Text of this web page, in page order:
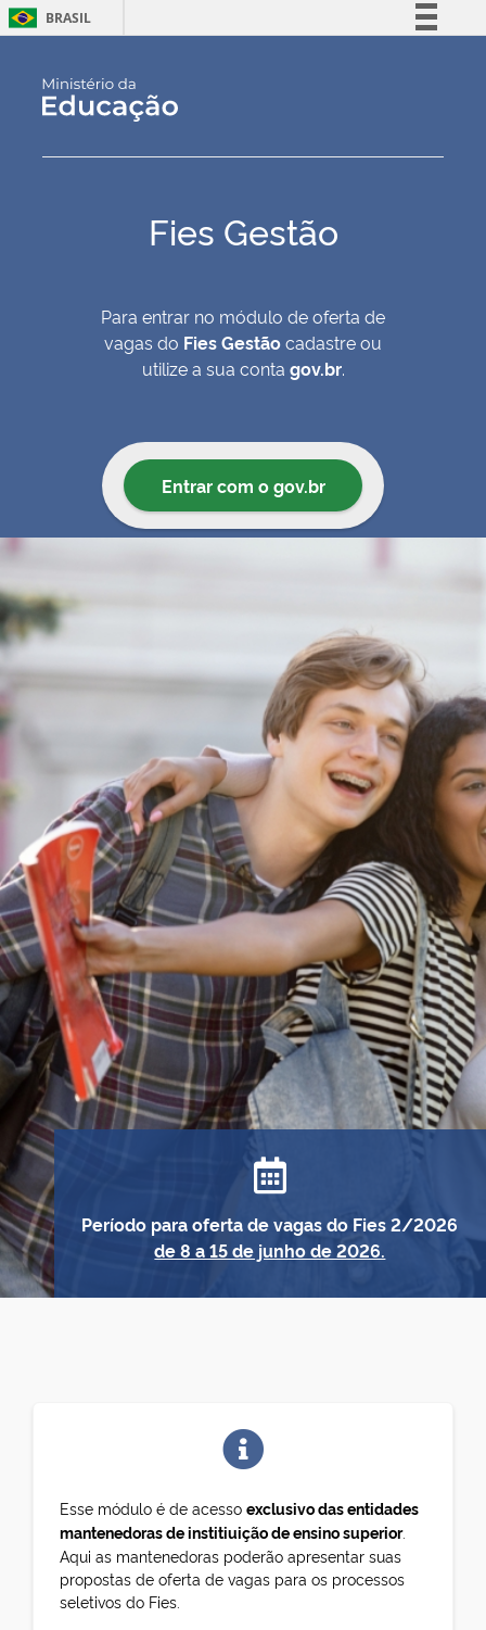
BRASIL
Fies Gestão
Para entrar no módulo de oferta de
vagas do Fies Gestãocadastre ou
utilize a sua conta gov.br.
Entrar com o gov.br
Período para oferta de vagas do Fies 2/2026
de 8 a 15 de junho de 2026.
Esse módulo é de acesso exclusivo das entidades
mantenedoras de institiuição de ensino superior.
Aqui as mantenedoras poderão apresentar suas
propostas de oferta de vagas para os processos
seletivos do Fies.